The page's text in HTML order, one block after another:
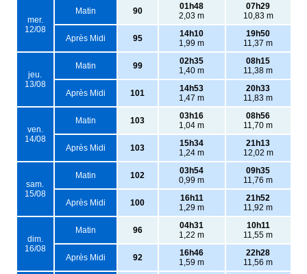
mer.
12/08
Matin 90
01h48
2,03 m
07h29
10,83 m
Après Midi 95
14h10
1,99 m
19h50
11,37 m
jeu.
13/08
Matin 99
02h35
1,40 m
08h15
11,38 m
Après Midi 101
14h53
1,47 m
20h33
11,83 m
ven.
14/08
Matin 103
03h16
1,04 m
08h56
11,70 m
Après Midi 103
15h34
1,24 m
21h13
12,02 m
sam.
15/08
Matin 102
03h54
0,99 m
09h35
11,76 m
Après Midi 100
16h11
1,29 m
21h52
11,92 m
dim.
16/08
Matin 96
04h31
1,22 m
10h11
11,55 m
Après Midi 92
16h46
1,59 m
22h28
11,56 m